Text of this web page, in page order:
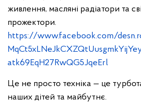
живлення, масляні радіатори та
прожектори.
https://www.facebook.com/
atk69EqH27RwQG5JqeErl
Це не просто техніка — це
наших дітей та майбутнє.